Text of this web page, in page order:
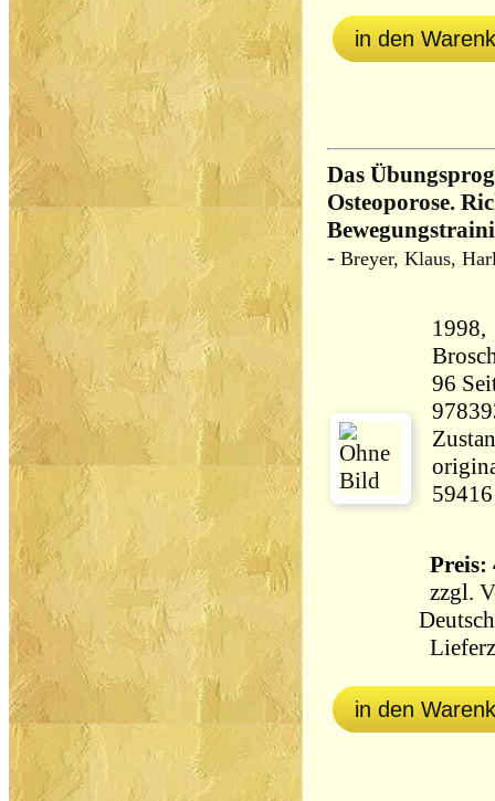
in den
Das
Osteoporose.
- Breyer, Klaus,
1998,
96 Seiten
59416
Preis:
zzgl.
in den